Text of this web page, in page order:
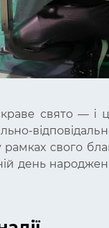
свято — і
свого
день